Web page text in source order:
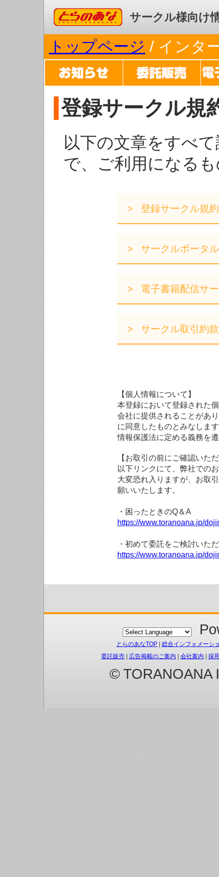
コミックとらのあな サークル様向け
トップページ / インタ
登録サークル規
以下の文章をすべ
で、ご利用になる
登録サークル規約
サークルポータ
電子書籍配信サ
サークル取引約款
【個人情報について】
本登録において登録された
会社に提供されることがあ
に同意したものとみなしま
情報保護法に定める義務を
【お取引の前にご確認いた
以下リンクにて、弊社での
大変恐れ入りますが、お取
願いいたします。
・困ったときのQ＆A
https://www.toranoana.jp/
・初めて委託をご検討いた
https://www.toranoana.jp/
とらのあなTOP
総合インフォメーシ
委託販売| 広告掲載のご案内 会社案内 採
© TORANOANA